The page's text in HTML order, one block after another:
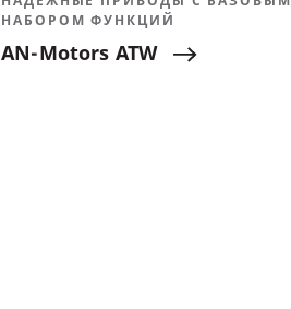
НАБОРОМ ФУНКЦИЙ
AN-Motors ATW